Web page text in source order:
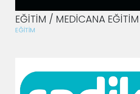
EĞİTİM / MEDİCANA EĞİTİM
EĞİTİM